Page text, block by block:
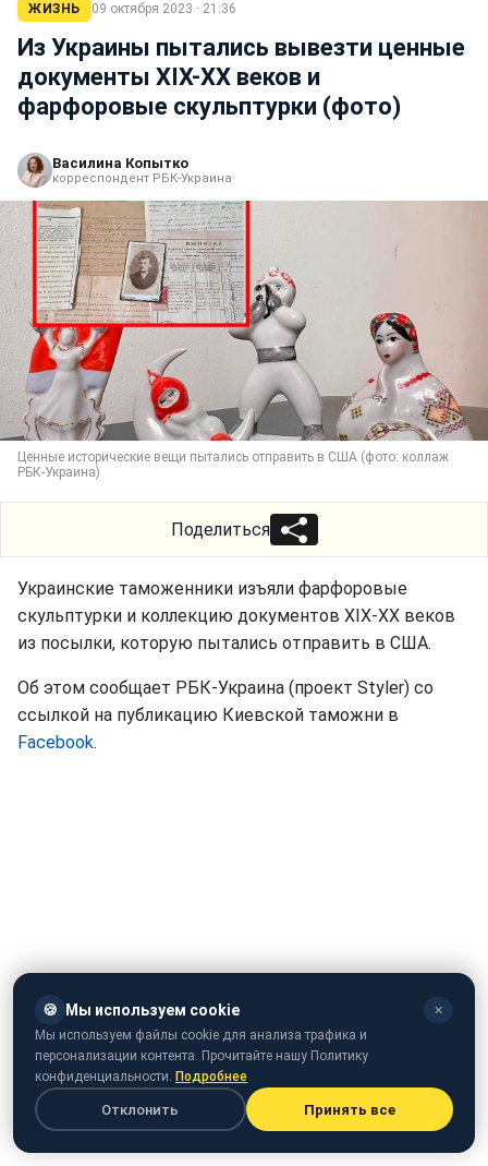
ЖИЗНЬ 09 октября 2023 · 21:36
Из Украины пытались вывезти ценные
документы ХІХ-ХХ веков и
фарфоровые скульптурки (фото)
Василина Копытко
корреспондент РБК-Украина
Ценные исторические вещи пытались отправить в США (фото: коллаж
РБК-Украина)
Поделиться
Украинские таможенники изъяли фарфоровые
скульптурки и коллекцию документов ХІХ-ХХ веков
из посылки, которую пытались отправить в США.
Об этом сообщает РБК-Украина (проект Styler) со
ссылкой на публикацию Киевской таможни в
Facebook.
🍪 Мы используем cookie ✕
Мы используем файлы cookie для анализа трафика и
персонализации контента. Прочитайте нашу Политику
конфиденциальности. Подробнее
Отклонить Принять все